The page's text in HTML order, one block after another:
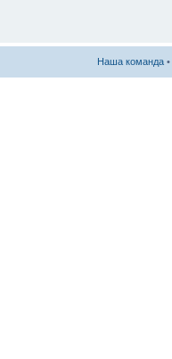
Наша команда •